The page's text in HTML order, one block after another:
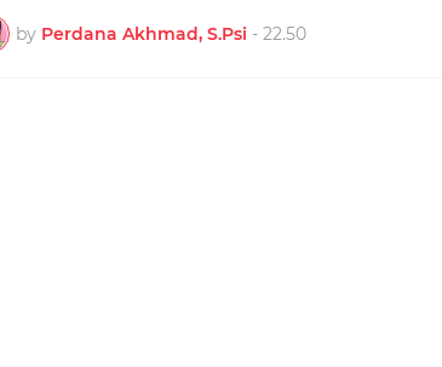
by Perdana Akhmad, S.Psi - 22.50